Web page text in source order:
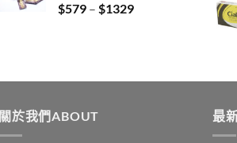
$3429
$579 – $1329Price
關於我們ABOUT 最